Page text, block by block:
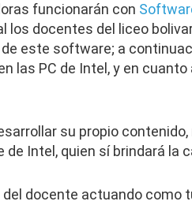
funcionarán con
los docentes del liceo
este software; a
las PC de Intel, y en
su propio
Intel, quien sí brindará la
docente actuando como